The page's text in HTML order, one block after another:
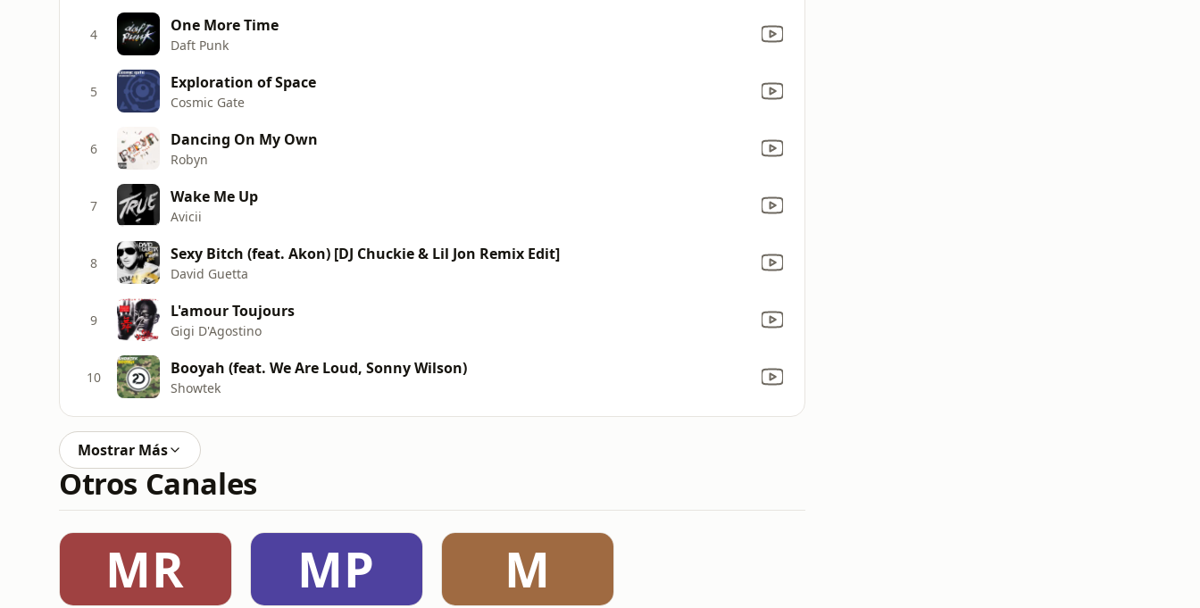
4 One More Time
Daft Punk
5 Exploration of Space
Cosmic Gate
6 Dancing On My Own
Robyn
7 Wake Me Up
Avicii
8 Sexy Bitch (feat. Akon) [DJ Chuckie & Lil Jon Remix Edit]
David Guetta
9 L'amour Toujours
Gigi D'Agostino
10 Booyah (feat. We Are Loud, Sonny Wilson)
Showtek
Mostrar Más
Otros Canales
MR MP M